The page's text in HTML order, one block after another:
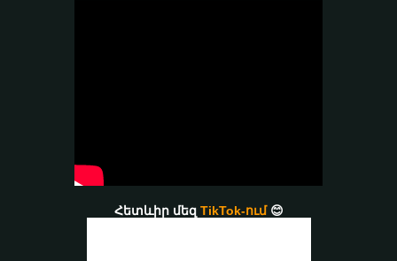
Հետևիր մեզ TikTok-ում😊